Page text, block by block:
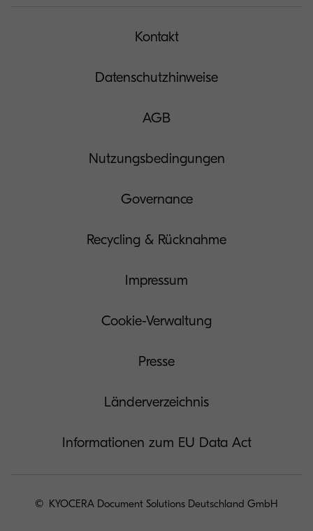
Kontakt
Datenschutzhinweise
AGB
Nutzungsbedingungen
Governance
Recycling & Rücknahme
Impressum
Cookie-Verwaltung
Presse
Länderverzeichnis
Informationen zum EU Data Act
© KYOCERA Document Solutions Deutschland GmbH